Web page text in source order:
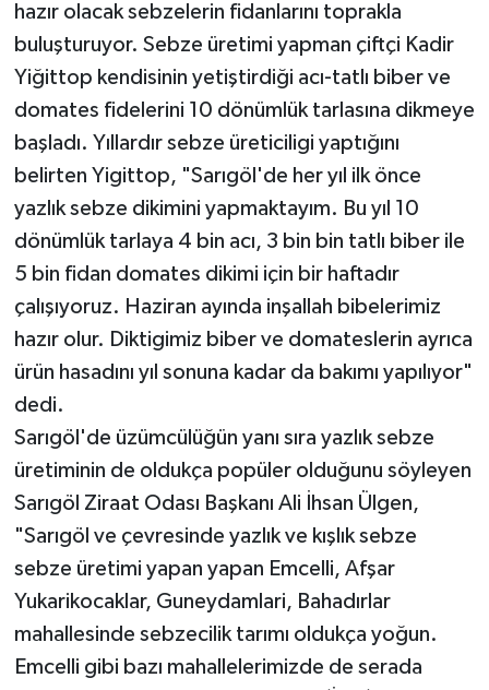
hazır olacak sebzelerin fidanlarını toprakla
buluşturuyor. Sebze üretimi yapman çiftçi Kadir
Yiğittop kendisinin yetiştirdiği acı-tatlı biber ve
domates fidelerini 10 dönümlük tarlasına dikmeye
başladı. Yıllardır sebze üreticiligi yaptığını
belirten Yigittop, "Sarıgöl'de her yıl ilk önce
yazlık sebze dikimini yapmaktayım. Bu yıl 10
dönümlük tarlaya 4 bin acı, 3 bin bin tatlı biber ile
5 bin fidan domates dikimi için bir haftadır
çalışıyoruz. Haziran ayında inşallah bibelerimiz
hazır olur. Diktigimiz biber ve domateslerin ayrıca
ürün hasadını yıl sonuna kadar da bakımı yapılıyor"
dedi.
Sarıgöl'de üzümcülüğün yanı sıra yazlık sebze
üretiminin de oldukça popüler olduğunu söyleyen
Sarıgöl Ziraat Odası Başkanı Ali İhsan Ülgen,
"Sarıgöl ve çevresinde yazlık ve kışlık sebze
sebze üretimi yapan yapan Emcelli, Afşar
Yukarikocaklar, Guneydamlari, Bahadırlar
mahallesinde sebzecilik tarımı oldukça yoğun.
Emcelli gibi bazı mahallelerimizde de serada